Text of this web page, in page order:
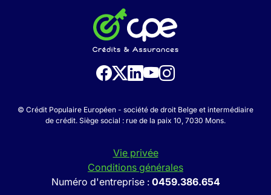
© Crédit Populaire Européen - société de droit Belge et intermédiaire
de crédit. Siège social : rue de la paix 10, 7030 Mons.
Vie privée
Conditions générales
Numéro d'entreprise : 0459.386.654